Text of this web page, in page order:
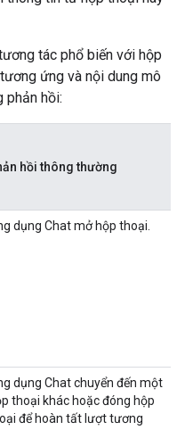
tác phổ biến với hộp
ứng và nội dung mô
phản hồi:
hồi thông thường
dụng Chat mở hộp thoại.
dụng Chat chuyển đến một
thoại khác hoặc đóng hộp
để hoàn tất lượt tương